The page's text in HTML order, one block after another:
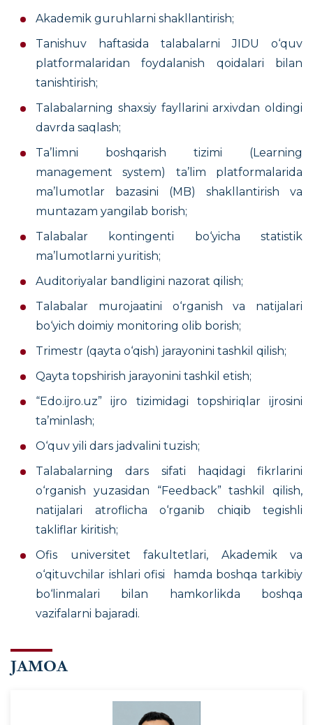
Akademik guruhlarni shakllantirish;
Tanishuv haftasida talabalarni JIDU o‘quv
platformalaridan foydalanish qoidalari bilan
tanishtirish;
Talabalarning shaxsiy fayllarini arxivdan oldingi
davrda saqlash;
Ta’limni boshqarish tizimi (Learning
management system) ta’lim platformalarida
ma’lumotlar bazasini (MB) shakllantirish va
muntazam yangilab borish;
Talabalar kontingenti bo‘yicha statistik
ma’lumotlarni yuritish;
Auditoriyalar bandligini nazorat qilish;
Talabalar murojaatini o‘rganish va natijalari
bo‘yich doimiy monitoring olib borish;
Trimestr (qayta o‘qish) jarayonini tashkil qilish;
Qayta topshirish jarayonini tashkil etish;
“Edo.ijro.uz” ijro tizimidagi topshiriqlar ijrosini
ta’minlash;
O‘quv yili dars jadvalini tuzish;
Talabalarning dars sifati haqidagi fikrlarini
o‘rganish yuzasidan “Feedback” tashkil qilish,
natijalari atroflicha o‘rganib chiqib tegishli
takliflar kiritish;
Ofis universitet fakultetlari, Akademik va
o‘qituvchilar ishlari ofisi hamda boshqa tarkibiy
bo‘linmalari bilan hamkorlikda boshqa
vazifalarni bajaradi.
JAMOA